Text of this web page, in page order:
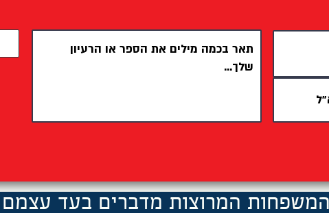
המרוצות מדברים בעד עצמם